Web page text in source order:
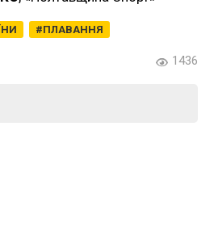
ПЛАВАННЯ
1436